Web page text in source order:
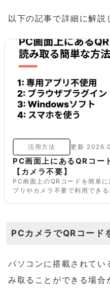
以下の記事で詳細に解説
活用方法 更新
PC画面上にあるQRコー
【カメラ不要】
PC画面上のQRコードを簡単
プリやカメラ不要で利用でき
PCカメラでQRコード
パソコンに搭載されてい
み取ることができる場合